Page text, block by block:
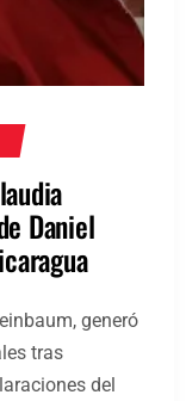
Daniel
generó
tras
del